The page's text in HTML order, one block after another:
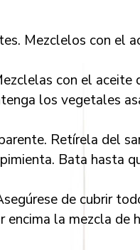
Mezclelos con el
con el aceite
los vegetales
Retírela del
Bata hasta
de cubrir
la mezcla de